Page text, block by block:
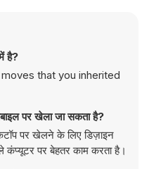
है?
that you inherited
पर खेला जा सकता है?
पर खेलने के लिए डिज़ाइन
कंप्यूटर पर बेहतर काम करता है।